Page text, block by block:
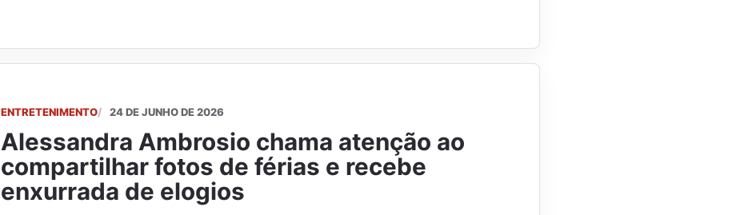
ENTRETENIMENTO 24 DE JUNHO DE 2026
Alessandra Ambrosio chama atenção ao
compartilhar fotos de férias e recebe
enxurrada de elogios